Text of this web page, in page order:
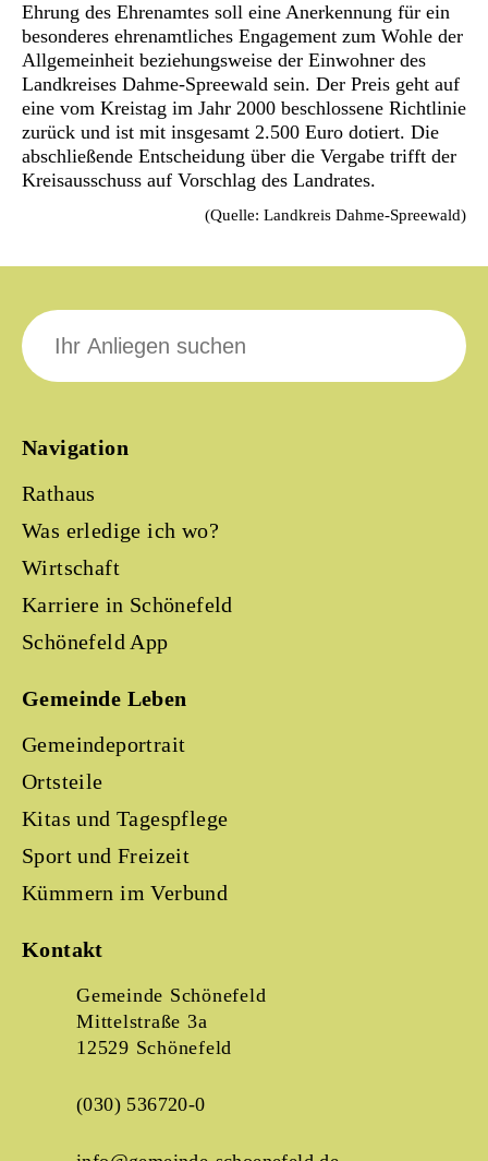
Ehrung des Ehrenamtes soll eine Anerkennung für ein
besonderes ehrenamtliches Engagement zum Wohle der
Allgemeinheit beziehungsweise der Einwohner des
Landkreises Dahme-Spreewald sein. Der Preis geht auf
eine vom Kreistag im Jahr 2000 beschlossene Richtlinie
zurück und ist mit insgesamt 2.500 Euro dotiert. Die
abschließende Entscheidung über die Vergabe trifft der
Kreisausschuss auf Vorschlag des Landrates.
(Quelle: Landkreis Dahme-Spreewald)
Navigation
Rathaus
Was erledige ich wo?
Wirtschaft
Karriere in Schönefeld
Schönefeld App
Gemeinde Leben
Gemeindeportrait
Ortsteile
Kitas und Tagespflege
Sport und Freizeit
Kümmern im Verbund
Kontakt
Gemeinde Schönefeld
Mittelstraße 3a
12529 Schönefeld
(030) 536720-0
Suche
nach: